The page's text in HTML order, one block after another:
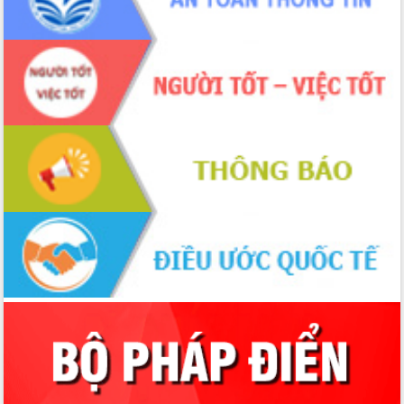
2026-2031
Đảm bảo cuộc bầu cử đại biểu Quốc
hội và đại biểu HĐND các cấp diễn ra
an toàn, hiệu quả, đúng quy định
Thủ tướng Chính phủ Phạm Minh Chính
kiểm tra, chỉ đạo hoàn thành các dự
án cao tốc và thăm khu tái định cư tại
Đắk Lắk
Sôi nổi Hội đua ngựa truyền thống Gò
Thì Thùng mừng Xuân Bính Ngọ 2026
Lãnh đạo tỉnh dâng hương tưởng niệm
tại Đập Đồng Cam đầu Xuân Bính Ngọ
Ngành nông nghiệp phấn đấu tăng
trưởng đạt 5,86% trong năm 2026
UBND tỉnh Đắk Lắk triển khai công tác
quốc phòng, quân sự địa phương năm
Đắk Lắk tập trung toàn lực khắc phục
tồn tại IUU, sẵn sàng làm việc với
Đoàn thanh tra EC
Chủ tịch UBND tỉnh Tạ Anh Tuấn thăm,